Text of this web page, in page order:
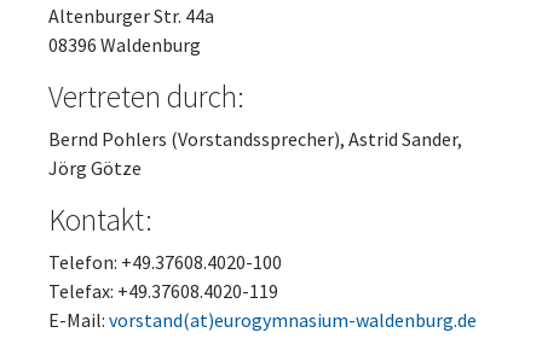
Altenburger Str. 44a
08396 Waldenburg
Vertreten durch:
Bernd Pohlers (Vorstandssprecher), Astrid Sander,
Jörg Götze
Kontakt:
Telefon: +49.37608.4020-100
Telefax: +49.37608.4020-119
E-Mail: vorstand(at)eurogymnasium-waldenburg.de